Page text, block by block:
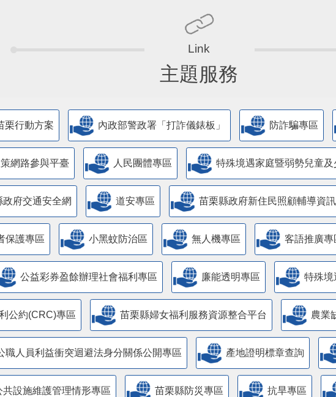
主題服務
栗行動方案 內政部警政署「打詐儀錶板」 防詐騙專區
網路參與平臺 人民團體專區 特殊境遇家庭暨弱勢兒童
政府交通安全網 道安專區 苗栗縣政府新住民照顧輔導資
保護專區 小黑蚊防治區 無人機專區 客語推廣專
公益彩券盈餘辦理社會福利專區 廉能透明專區 特殊境
公約(CRC)專區 苗栗縣婦女福利服務資源整合平台 農業
職人員利益衝突迴避法身分關係公開專區 產地證明標章查詢
共設施維護管理情形專區 苗栗縣防災專區 抗旱專區